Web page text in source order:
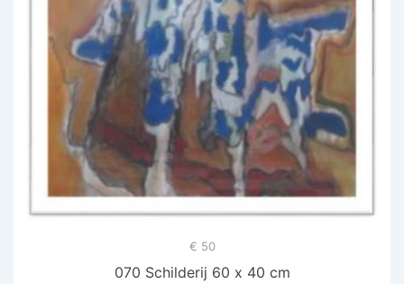
€ 50
070 Schilderij 60 x 40 cm